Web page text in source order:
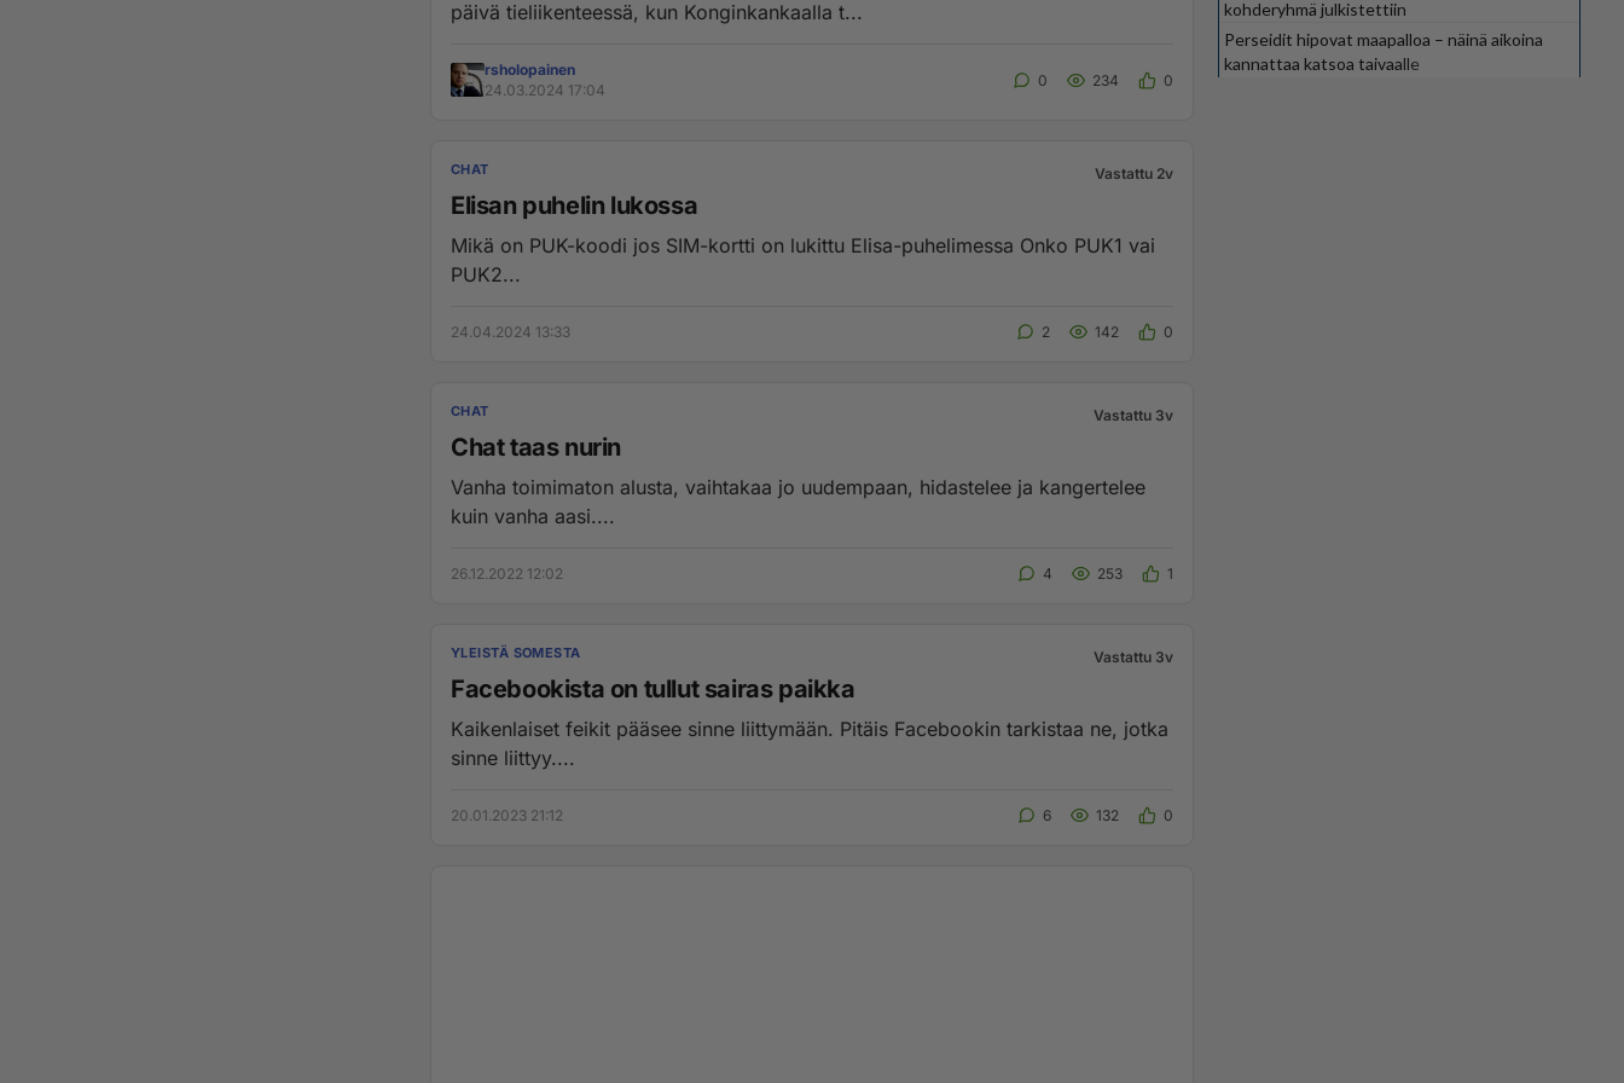
päivä tieliikenteessä, kun Konginkankaalla t...
rsholopainen
24.03.2024 17:04
0 234 0
CHAT Vastattu 2v
Elisan puhelin lukossa
Mikä on PUK-koodi jos SIM-kortti on lukittu Elisa-puhelimessa Onko PUK1 vai
PUK2...
24.04.2024 13:33 2 142 0
CHAT Vastattu 3v
Chat taas nurin
Vanha toimimaton alusta, vaihtakaa jo uudempaan, hidastelee ja kangertelee
kuin vanha aasi....
26.12.2022 12:02 4 253 1
YLEISTÄ SOMESTA Vastattu 3v
Facebookista on tullut sairas paikka
Kaikenlaiset feikit pääsee sinne liittymään. Pitäis Facebookin tarkistaa ne, jotka
sinne liittyy....
20.01.2023 21:12 6 132 0
kohderyhmä julkistettiin
Perseidit hipovat maapalloa – näinä aikoina
kannattaa katsoa taivaalle